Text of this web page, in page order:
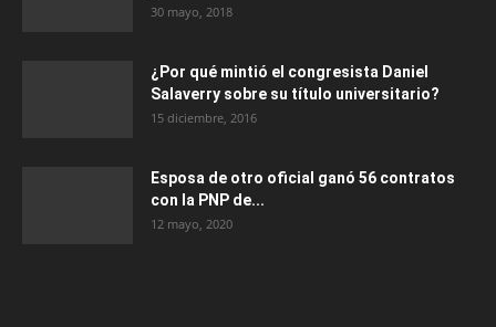
30 mayo, 2018
¿Por qué mintió el congresista Daniel
Salaverry sobre su título universitario?
15 diciembre, 2016
Esposa de otro oficial ganó 56 contratos
con la PNP de...
12 mayo, 2020